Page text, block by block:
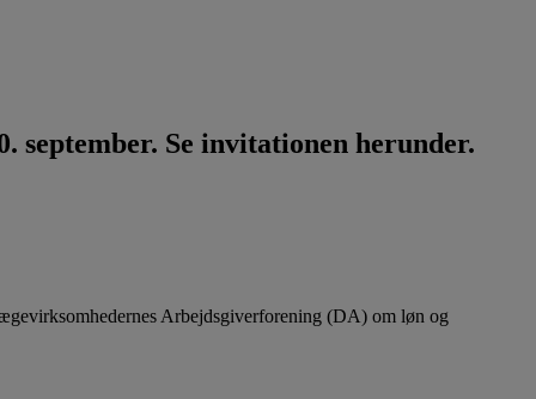
september. Se invitationen herunder.
Arbejdsgiverforening (DA) om løn og